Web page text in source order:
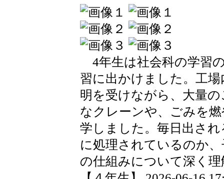
4年生は社会科の学習
習に出かけました。工
明を受けながら、大量
なクレーンや、ごみを
学しました。毎日出さ
に処理されているのか
の仕組みについて深く